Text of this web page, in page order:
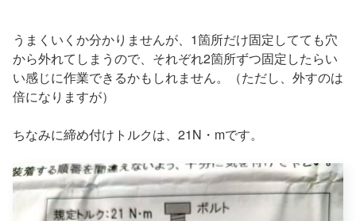
うまくいくか分かりませんが、1箇所だけ固定してても穴
から外れてしまうので、それぞれ2箇所ずつ固定したらい
い感じに作業できるかもしれません。（ただし、外すのは
倍になりますが）
ちなみに締め付けトルクは、21N・mです。